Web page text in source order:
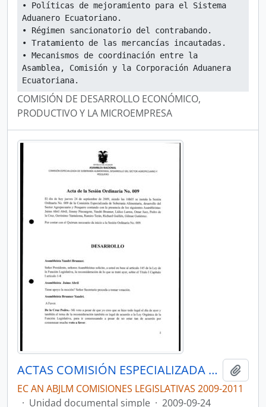
• Políticas de mejoramiento para el Sistema
Aduanero Ecuatoriano.
• Régimen sancionatorio del contrabando.
• Tratamiento de las mercancías incautadas.
• Mecanismos de coordinación entre la
Asamblea, Comisión y la Corporación Aduanera
Ecuatoriana.
COMISIÓN DE DESARROLLO ECONÓMICO,
PRODUCTIVO Y LA MICROEMPRESA
ACTAS COMISIÓN ESPECIALIZADA DE SOBERANÍA ALIMENTARIA, DESARROLLO DEL SECTOR AGROPECUARIO Y PESQUERO.
EC AN ABJLM COMISIONES LEGISLATIVAS 2009-2011
· Unidad documental simple · 2009-09-24